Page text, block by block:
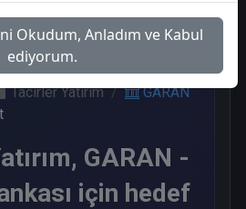
Tacirler Yatırım
GARAN
GARAN -
için hedef
Anladım ve Kabul
ediyorum.